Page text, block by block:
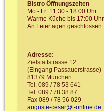
Bistro Öffnungszeiten
Mo - Fr 11:30 - 18:00 Uhr
Warme Küche bis 17:00 Uhr
An Feiertagen geschlossen
Adresse:
Zielstattstrasse 12
(Eingang Passauerstrasse)
81379 München
Tel. 089 / 78 53 641
Tel. 089 / 78 38 87
Fax 089 / 78 56 029
auguste-cesar@t-online.de